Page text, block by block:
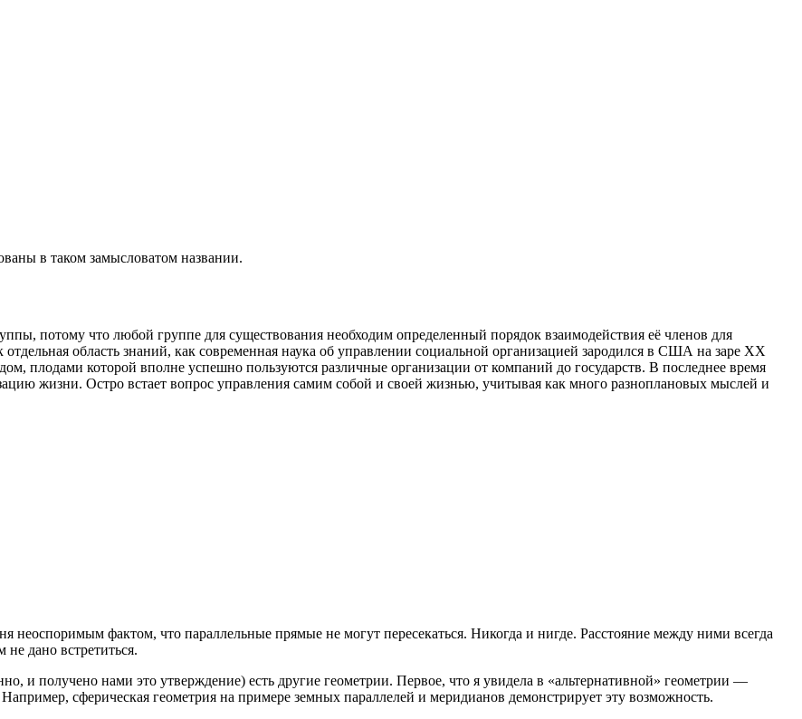
в таком замысловатом названии.
потому что любой группе для существования необходим определенный порядок взаимодействия её членов для
область знаний, как современная наука об управлении социальной организацией зародился в США на заре ХХ
плодами которой вполне успешно пользуются различные организации от компаний до государств. В последнее время
жизни. Остро встает вопрос управления самим собой и своей жизнью, учитывая как много разноплановых мыслей и
фактом, что параллельные прямые не могут пересекаться. Никогда и нигде. Расстояние между ними всегда
дано встретиться.
и получено нами это утверждение) есть другие геометрии. Первое, что я увидела в «альтернативной» геометрии —
сферическая геометрия на примере земных параллелей и меридианов демонстрирует эту возможность.